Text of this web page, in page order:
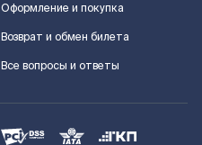
Оформление и покупка
Возврат и обмен билета
Все вопросы и ответы